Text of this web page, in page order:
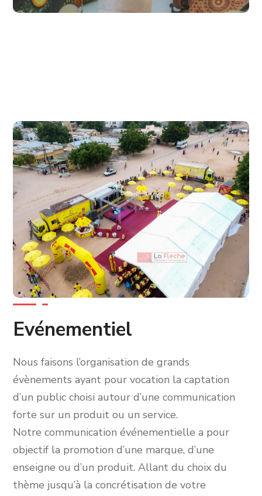
Evénementiel
Nous faisons l’organisation de grands
évènements ayant pour vocation la captation
d’un public choisi autour d’une communication
forte sur un produit ou un service.
Notre communication événementielle a pour
objectif la promotion d’une marque, d’une
enseigne ou d’un produit. Allant du choix du
thème jusqu’à la concrétisation de votre